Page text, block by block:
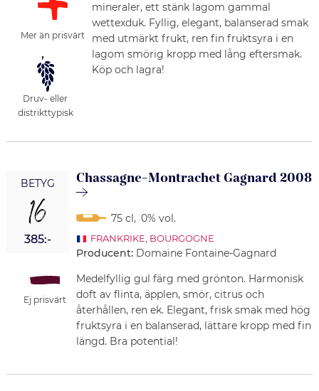
Mer än prisvärt
Druv- eller
distrikttypisk
mineraler, ett stänk lagom gammal
wettexduk. Fyllig, elegant, balanserad smak
med utmärkt frukt, ren fin fruktsyra i en
lagom smörig kropp med lång eftersmak.
Köp och lagra!
BETYG
16
385:-
Ej prisvärt
Chassagne-Montrachet Gagnard 2008
75 cl , 0% vol.
FRANKRIKE, BOURGOGNE
Producent: Domaine Fontaine-Gagnard
Medelfyllig gul färg med grönton. Harmonisk
doft av flinta, äpplen, smör, citrus och
återhållen, ren ek. Elegant, frisk smak med hög
fruktsyra i en balanserad, lättare kropp med fin
längd. Bra potential!